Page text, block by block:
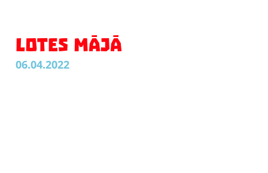
LOTES MĀJĀ
06.04.2022